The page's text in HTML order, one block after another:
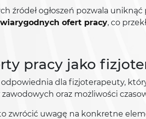
źródeł ogłoszeń pozwala
wiarygodnych ofert pracy, co
pracy jako
dla fizjoterapeuty,
oraz możliwości
zwrócić uwagę na konkretne